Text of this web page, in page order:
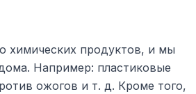
химических продуктов, и мы
Например: пластиковые
ожогов и т. д. Кроме того,